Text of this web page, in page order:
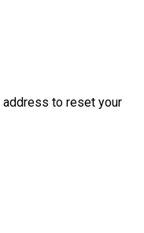
address to reset your